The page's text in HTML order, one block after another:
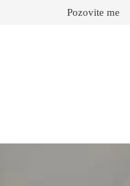
Pozovite me